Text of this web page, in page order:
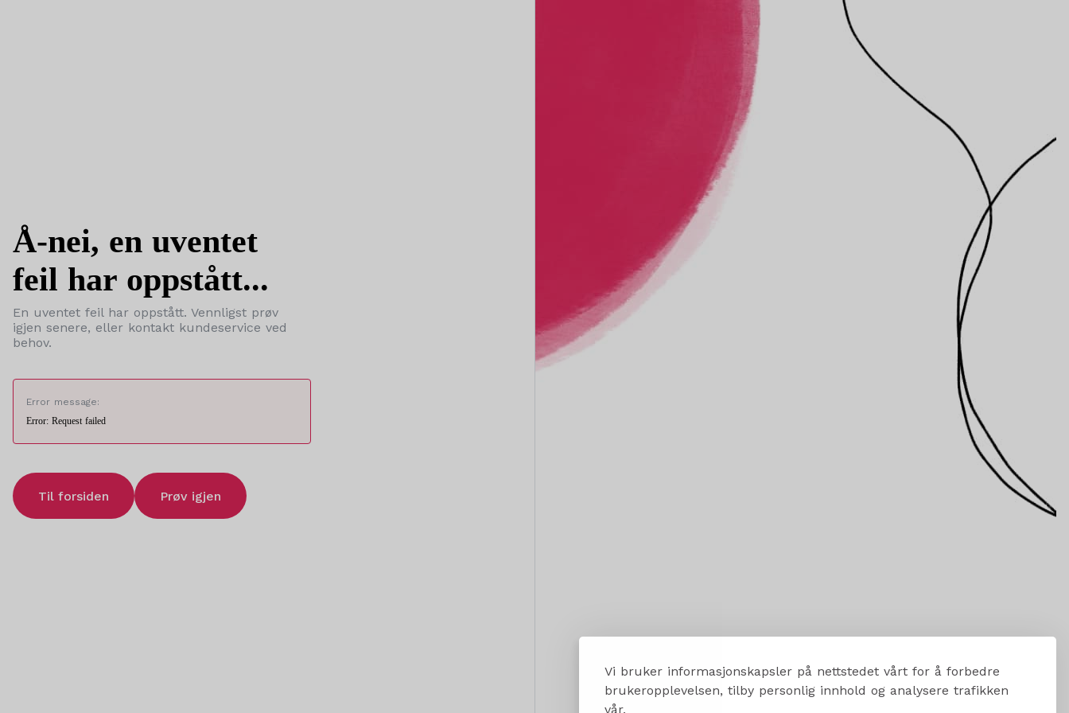
Vi bruker informasjonskapsler på nettstedet vårt for å forbedre
brukeropplevelsen, tilby personlig innhold og analysere trafikken
vår.
Å-nei, en uventet
feil har oppstått...
En uventet feil har oppstått. Vennligst prøv
igjen senere, eller kontakt kundeservice ved
behov.
Error message:
Error: Request failed
Til forsiden Prøv igjen